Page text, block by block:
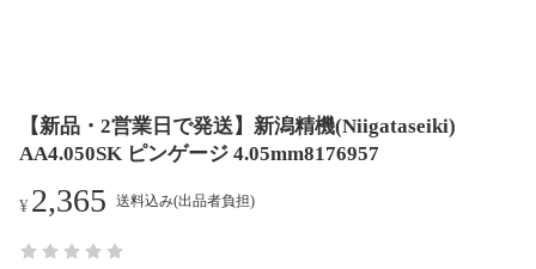
【新品・2営業日で発送】新潟精機(Niigataseiki)
AA4.050SK ピンゲージ 4.05mm8176957
¥2,365 送料込み(出品者負担)